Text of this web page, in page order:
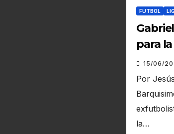
FUTBOL
para
15/06/
Por
la…